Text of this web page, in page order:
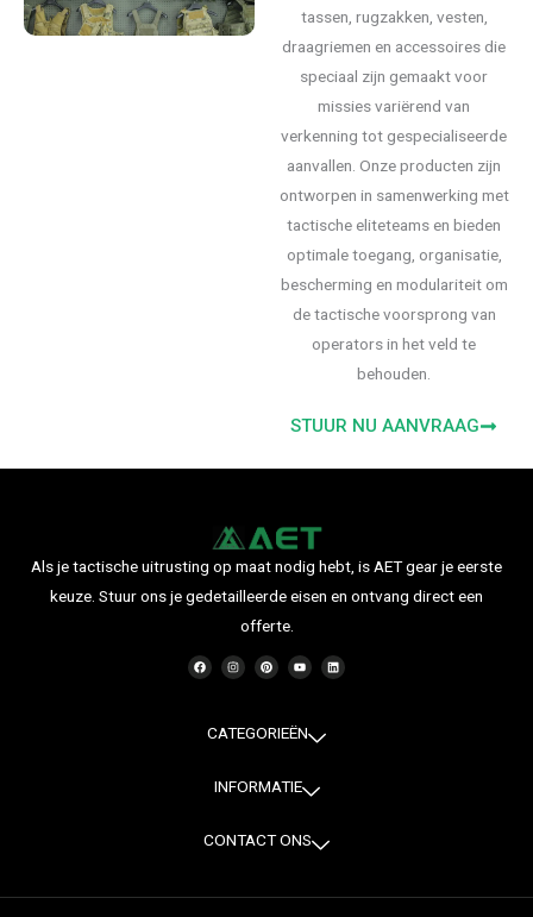
tassen, rugzakken, vesten,
draagriemen en accessoires die
speciaal zijn gemaakt voor
missies variërend van
verkenning tot gespecialiseerde
aanvallen. Onze producten zijn
ontworpen in samenwerking met
tactische eliteteams en bieden
optimale toegang, organisatie,
bescherming en modulariteit om
de tactische voorsprong van
operators in het veld te
behouden.
STUUR NU AANVRAAG
Als je tactische uitrusting op maat nodig hebt, is AET gear je eerste
keuze. Stuur ons je gedetailleerde eisen en ontvang direct een
offerte.
F
a
c
I
n
s
r
a
P
i
n
e
s
Y
o
u
e
L
i
n
CATEGORIEËN
INFORMATIE
CONTACT ONS